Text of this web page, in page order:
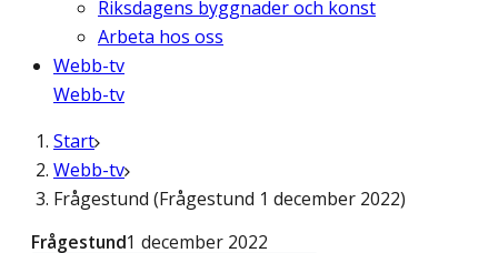
Riksdagens byggnader och konst
Arbeta hos oss
Webb-tv
Webb-tv
Start
Webb-tv
Frågestund (Frågestund 1 december 2022)
Frågestund1 december 2022